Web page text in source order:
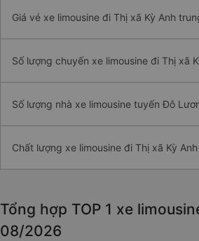
Giá vé xe limousine đi Thị xã Kỳ Anh
Số lượng chuyến xe limousine đi Thị xã
Số lượng nhà xe limousine tuyến Đô
Chất lượng xe limousine đi Thị xã Kỳ Anh
Tổng hợp TOP 1 xe
08/2026